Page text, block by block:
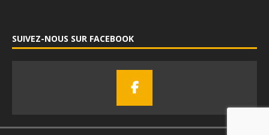
SUIVEZ-NOUS SUR FACEBOOK